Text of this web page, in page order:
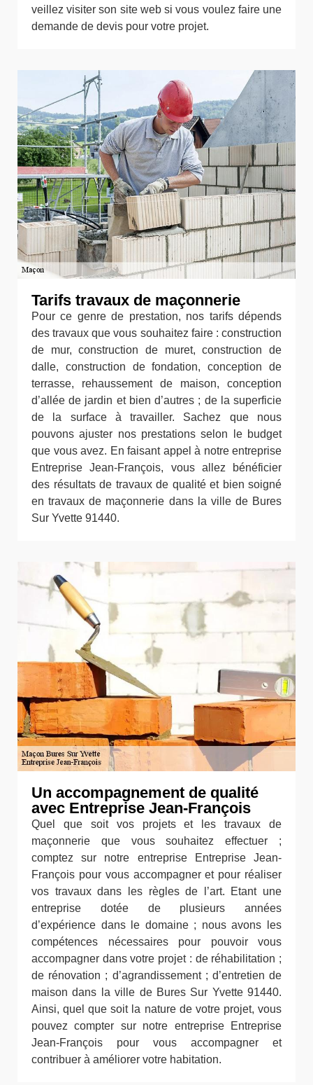
veillez visiter son site web si vous voulez faire une
demande de devis pour votre projet.
Tarifs travaux de maçonnerie
Pour ce genre de prestation, nos tarifs dépends
des travaux que vous souhaitez faire : construction
de mur, construction de muret, construction de
dalle, construction de fondation, conception de
terrasse, rehaussement de maison, conception
d’allée de jardin et bien d’autres ; de la superficie
de la surface à travailler. Sachez que nous
pouvons ajuster nos prestations selon le budget
que vous avez. En faisant appel à notre entreprise
Entreprise Jean-François, vous allez bénéficier
des résultats de travaux de qualité et bien soigné
en travaux de maçonnerie dans la ville de Bures
Sur Yvette 91440.
Un accompagnement de qualité
avec Entreprise Jean-François
Quel que soit vos projets et les travaux de
maçonnerie que vous souhaitez effectuer ;
comptez sur notre entreprise Entreprise Jean-
François pour vous accompagner et pour réaliser
vos travaux dans les règles de l’art. Etant une
entreprise dotée de plusieurs années
d’expérience dans le domaine ; nous avons les
compétences nécessaires pour pouvoir vous
accompagner dans votre projet : de réhabilitation ;
de rénovation ; d’agrandissement ; d’entretien de
maison dans la ville de Bures Sur Yvette 91440.
Ainsi, quel que soit la nature de votre projet, vous
pouvez compter sur notre entreprise Entreprise
Jean-François pour vous accompagner et
contribuer à améliorer votre habitation.